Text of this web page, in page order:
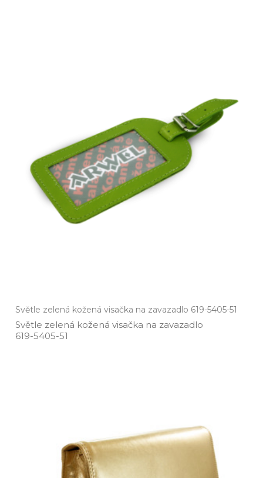
Světle zelená kožená visačka na zavazadlo 619-5405-51
Světle zelená kožená visačka na zavazadlo
619­-5405­-51